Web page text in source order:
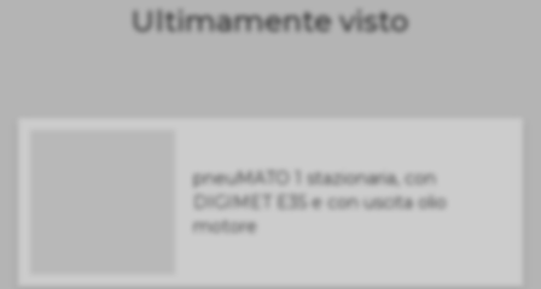
Ultimamente visto
pneuMATO 1 stazionaria, con
DIGIMET E35 e con uscita olio
motore